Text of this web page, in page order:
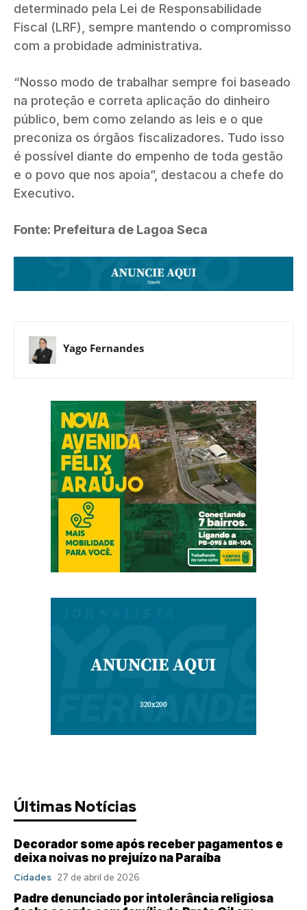
determinado pela Lei de Responsabilidade
Fiscal (LRF), sempre mantendo o compromisso
com a probidade administrativa.
“Nosso modo de trabalhar sempre foi baseado
na proteção e correta aplicação do dinheiro
público, bem como zelando as leis e o que
preconiza os órgãos fiscalizadores. Tudo isso
é possível diante do empenho de toda gestão
e o povo que nos apoia”, destacou a chefe do
Executivo.
Fonte: Prefeitura de Lagoa Seca
Yago Fernandes
Últimas Notícias
Decorador some após receber pagamentos e
deixa noivas no prejuízo na Paraíba
Cidades 27 de abril de 2026
Padre denunciado por intolerância religiosa